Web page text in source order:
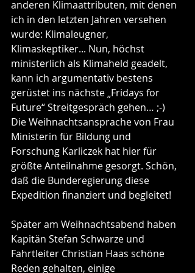
anderen Klimaattributen, mit denen
ich in den letzten Jahren versehen
wurde: Klimaleugner,
Klimaskeptiker... Nun, höchst
ministerlich als Klimaheld geadelt,
kann ich argumentativ bestens
gerüstet ins nächste „Fridays for
Future“ Streitgespräch gehen… ;-)
Die Weihnachtsansprache von Frau
Ministerin für Bildung und
Forschung Karliczek hat hier für
größte Anteilnahme gesorgt. Schön,
daß die Bunderegierung diese
Expedition finanziert und begleitet!
Später am Weihnachtsabend haben
Kapitän Stefan Schwarze und
Fahrtleiter Christian Haas schöne
Reden gehalten, einige